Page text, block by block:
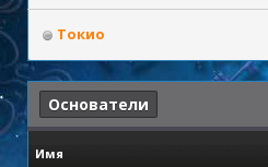
Токио
Основатели
Имя